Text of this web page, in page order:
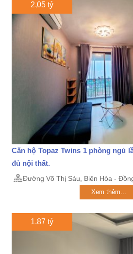
2,05 tỷ
Căn hộ Topaz Twins 1 phòng ngủ
đủ nội thất.
Đường Võ Thị Sáu, Biên Hòa -
Xem thêm...
1.87 tỷ